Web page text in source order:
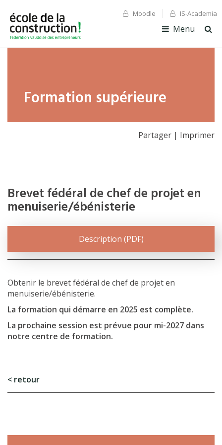
✕ Fermer
Formations
Métiers
✕ Fermer
Moodle IS-Academia
Menu
la
Formation supérieure
Partager | Imprimer
< retour
Brevet fédéral de chef de projet en
menuiserie/ébénisterie
Description (PDF)
Obtenir le brevet fédéral de chef de projet en
menuiserie/ébénisterie.
La formation qui démarre en 2025 est complète.
La prochaine session est prévue pour mi-2027 dans
notre centre de formation.